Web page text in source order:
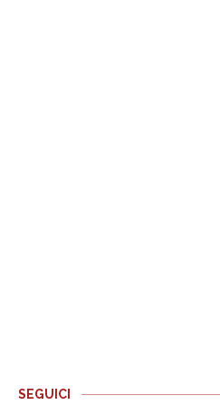
SEGUICI